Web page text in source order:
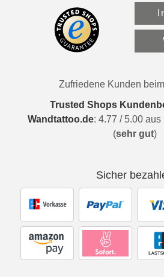
Zufriedene Kunden
Trusted Shops
Wandtattoo.de: 4.77 / 5.00 aus
(sehr gut)
Sicher